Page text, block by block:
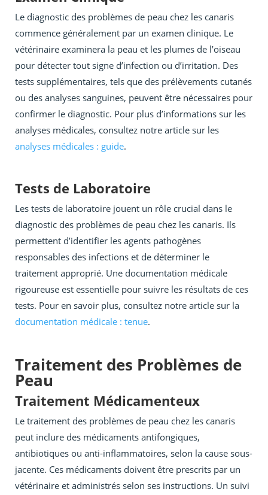
Le diagnostic des problèmes de peau chez les canaris
commence généralement par un examen clinique. Le
vétérinaire examinera la peau et les plumes de l’oiseau
pour détecter tout signe d’infection ou d’irritation. Des
tests supplémentaires, tels que des prélèvements cutanés
ou des analyses sanguines, peuvent être nécessaires pour
confirmer le diagnostic. Pour plus d’informations sur les
analyses médicales, consultez notre article sur les
analyses médicales : guide.
Tests de Laboratoire
Les tests de laboratoire jouent un rôle crucial dans le
diagnostic des problèmes de peau chez les canaris. Ils
permettent d’identifier les agents pathogènes
responsables des infections et de déterminer le
traitement approprié. Une documentation médicale
rigoureuse est essentielle pour suivre les résultats de ces
tests. Pour en savoir plus, consultez notre article sur la
documentation médicale : tenue.
Traitement des Problèmes de
Peau
Traitement Médicamenteux
Le traitement des problèmes de peau chez les canaris
peut inclure des médicaments antifongiques,
antibiotiques ou anti-inflammatoires, selon la cause sous-
jacente. Ces médicaments doivent être prescrits par un
vétérinaire et administrés selon ses instructions. Un suivi